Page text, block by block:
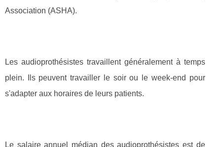
Association (ASHA).
Les audioprothésistes travaillent généralement à temps
plein. Ils peuvent travailler le soir ou le week-end pour
s'adapter aux horaires de leurs patients.
Le salaire annuel médian des audioprothésistes est de